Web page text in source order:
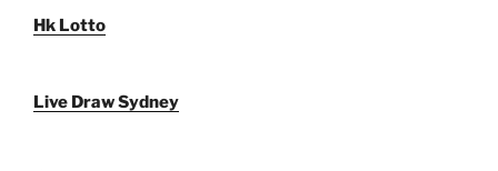
Hk Lotto
Live Draw Sydney